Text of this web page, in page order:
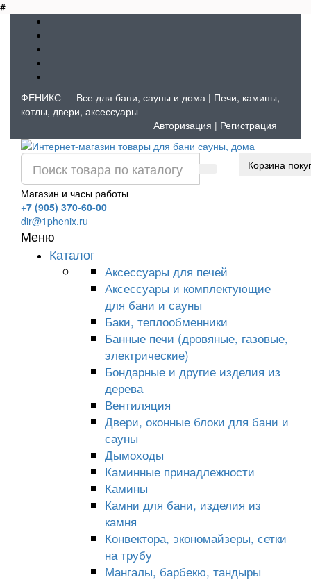
#
ФЕНИКС — Все для бани, сауны и дома | Печи, камины,
котлы, двери, аксессуары
Авторизация | Регистрация
Магазин и часы работы
+7 (905) 370-60-00
dir@1phenix.ru
Корзина
Меню
Каталог
Аксессуары для печей
Аксессуары и комплектующие
для бани и сауны
Баки, теплообменники
Банные печи (дровяные, газовые,
электрические)
Бондарные и другие изделия из
дерева
Вентиляция
Двери, оконные блоки для бани и
сауны
Дымоходы
Каминные принадлежности
Камины
Камни для бани, изделия из
камня
Конвектора, экономайзеры, сетки
на трубу
Мангалы, барбекю, тандыры